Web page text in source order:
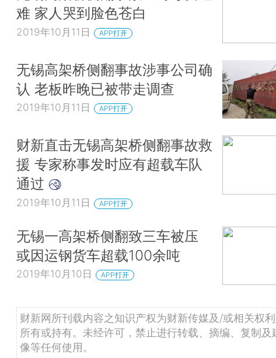
难 家人哭到脸色苍白
2019年10月11日 APP打开
无锡高架桥侧翻事故涉事公司确
认 老板昨晚已被带走调查
2019年10月11日 APP打开
财新直击无锡高架桥侧翻事故救
援 专家称事发时应有超载车队
通过
2019年10月11日 APP打开
无锡一高架桥侧翻致三车被压
或因运钢货车超载100余吨
2019年10月10日 APP打开
财新网所刊载内容之知识产权为财新传媒及/或相关权
所有或持有。未经许可，禁止进行转载、摘编、复制及
像等任何使用。